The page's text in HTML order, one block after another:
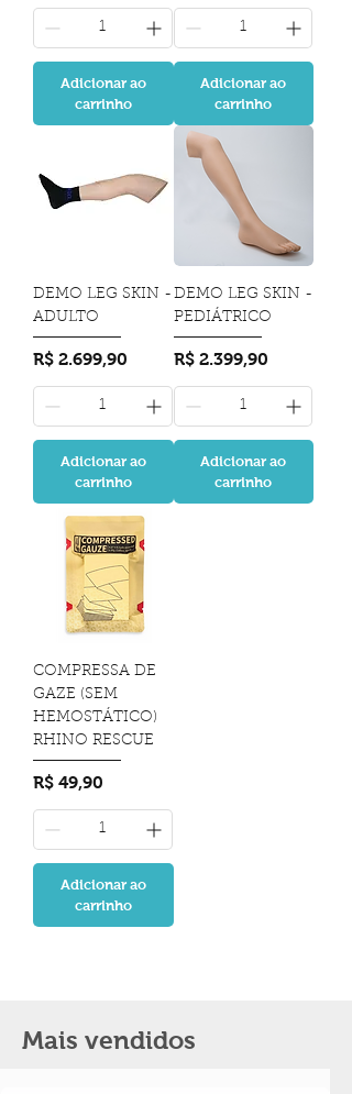
Adicionar ao
carrinho
Adicionar ao
carrinho
DEMO LEG SKIN -
ADULTO
Preço
R$ 2.699,90
Adicionar ao
carrinho
DEMO LEG SKIN -
PEDIÁTRICO
Preço
R$ 2.399,90
Adicionar ao
carrinho
COMPRESSA DE
GAZE (SEM
HEMOSTÁTICO)
RHINO RESCUE
Preço
R$ 49,90
Adicionar ao
carrinho
Mais vendidos